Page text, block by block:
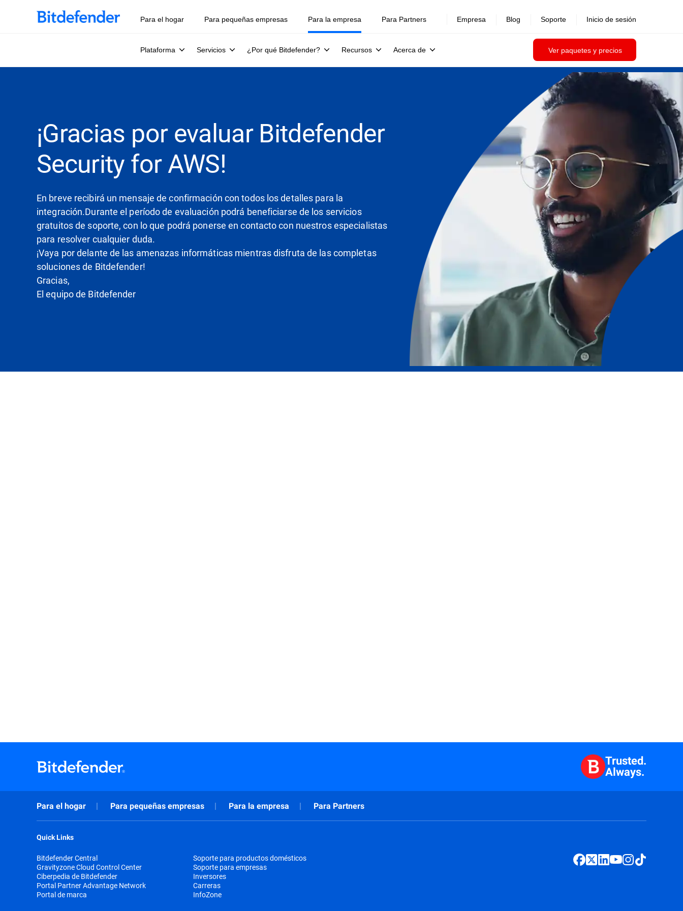
Para el hogar Para pequeñas empresas Para la empresa
Plataforma Servicios ¿Por qué Bitdefender? Recursos Acerca de Ver paquetes y precios
Para Partners Empresa Blog Soporte Inicio de sesión
¡Gracias por evaluar Bitdefender
Security for AWS!
En breve recibirá un mensaje de confirmación con todos los detalles para la
integración.Durante el período de evaluación podrá beneficiarse de los servicios
gratuitos de soporte, con lo que podrá ponerse en contacto con nuestros especialistas
para resolver cualquier duda.
¡Vaya por delante de las amenazas informáticas mientras disfruta de las completas
soluciones de Bitdefender!
Gracias,
El equipo de Bitdefender
Trusted.
Always.
Para el hogar Para pequeñas empresas Para la empresa Para Partners
Quick Links
Bitdefender Central
Gravityzone Cloud Control Center
Ciberpedia de Bitdefender
Portal Partner Advantage Network
Portal de marca
Soporte para productos domésticos
Soporte para empresas
Inversores
Carreras
InfoZone